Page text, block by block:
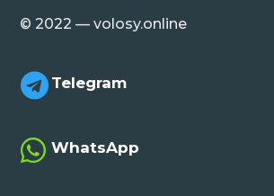
© 2022 — volosy.online
 Telegram
 WhatsApp